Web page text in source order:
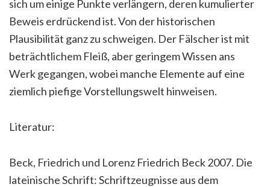
sich um einige Punkte verlängern, deren kumulierter
Beweis erdrückend ist. Von der historischen
Plausibilität ganz zu schweigen. Der Fälscher ist mit
beträchtlichem Fleiß, aber geringem Wissen ans
Werk gegangen, wobei manche Elemente auf eine
ziemlich piefige Vorstellungswelt hinweisen.
Literatur:
Beck, Friedrich und Lorenz Friedrich Beck 2007. Die
lateinische Schrift: Schriftzeugnisse aus dem